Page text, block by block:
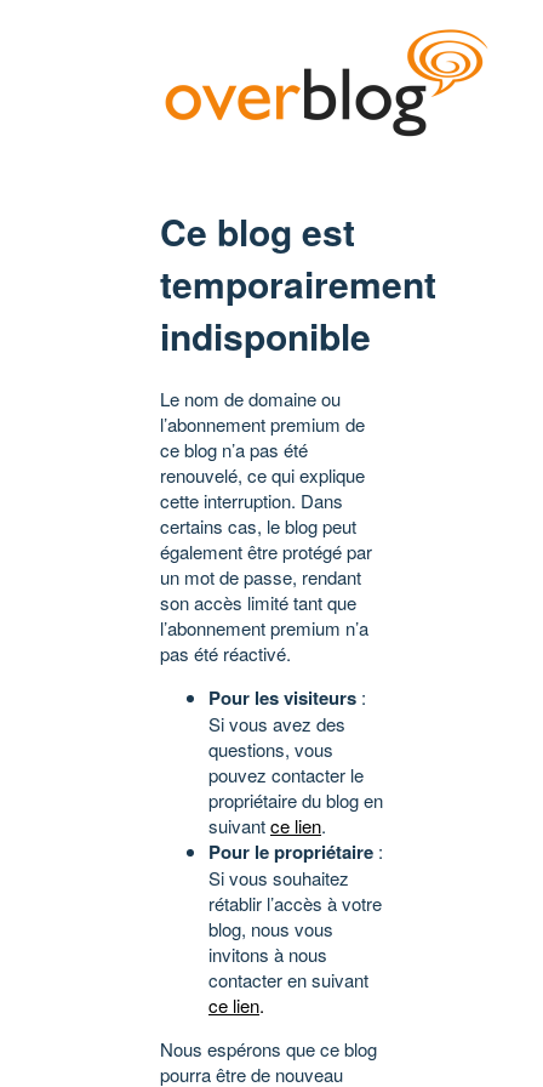
Ce blog est
temporairement
indisponible
Le nom de domaine ou
l’abonnement premium de
ce blog n’a pas été
renouvelé, ce qui explique
cette interruption. Dans
certains cas, le blog peut
également être protégé par
un mot de passe, rendant
son accès limité tant que
l’abonnement premium n’a
pas été réactivé.
Pour les visiteurs :
Si vous avez des
questions, vous
pouvez contacter le
propriétaire du blog en
suivantce lien.
Pour le propriétaire :
Si vous souhaitez
rétablir l’accès à votre
blog, nous vous
invitons à nous
contacter en suivant
ce lien.
Nous espérons que ce blog
pourra être de nouveau